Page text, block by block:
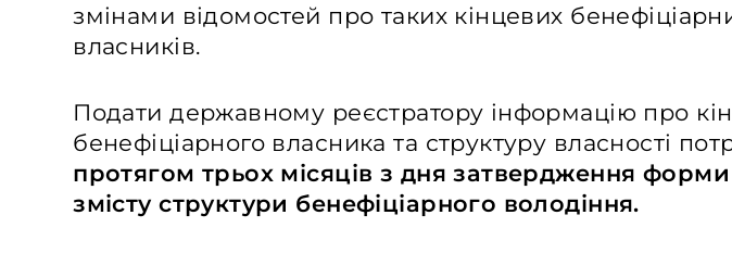
змінами відомостей про таких кінцевих
власників.
Подати державному реєстратору інформацію про
бенефіціарного власника та структуру власності
протягом трьох місяців з дня затвердження форми
змісту структури бенефіціарного володіння.